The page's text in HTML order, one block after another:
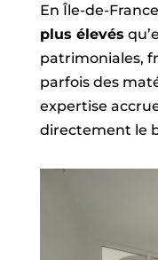
En Île-de-
plus élevés
patrimoniales,
parfois des
expertise
directement le